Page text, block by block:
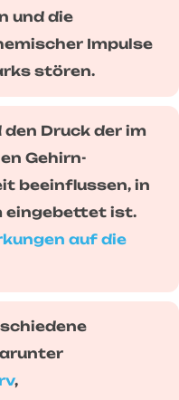
und die
Impulse
stören.
den Druck der im
Gehirn-
beeinflussen, in
eingebettet ist.
auf die
,